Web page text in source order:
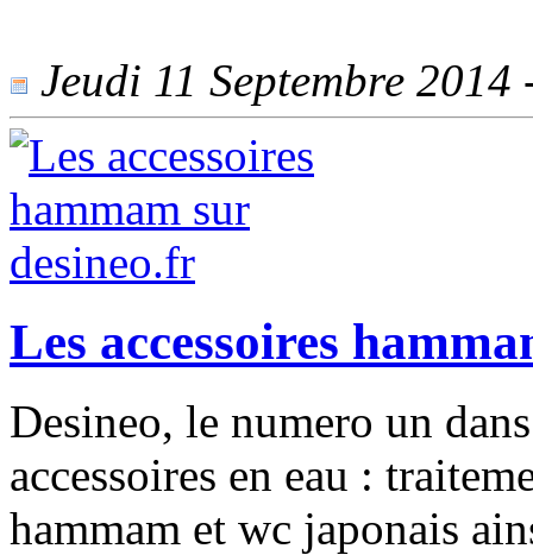
Jeudi 11 Septembre 2014
Les accessoires
Desineo, le numero un
accessoires en eau :
hammam et wc japonais